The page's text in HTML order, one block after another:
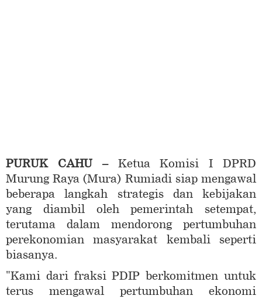
PURUK CAHU –Ketua Komisi I DPRD
Murung Raya (Mura) Rumiadi siap mengawal
beberapa langkah strategis dan kebijakan
yang diambil oleh pemerintah setempat,
terutama dalam mendorong pertumbuhan
perekonomian masyarakat kembali seperti
biasanya.
"Kami dari fraksi PDIP berkomitmen untuk
terus mengawal pertumbuhan ekonomi